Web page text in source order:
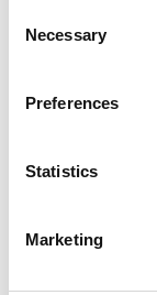
Selection
Necessary
Preferences
Statistics
Marketing
Lingua